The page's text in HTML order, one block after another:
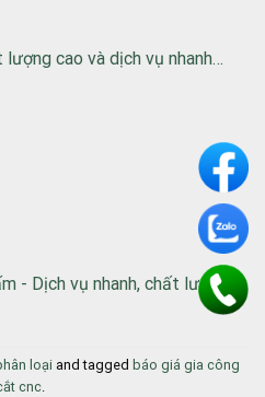
cao và dịch vụ nhanh…
- Dịch vụ nhanh, chất lượng…
loại and tagged báo giá gia công
cnc.